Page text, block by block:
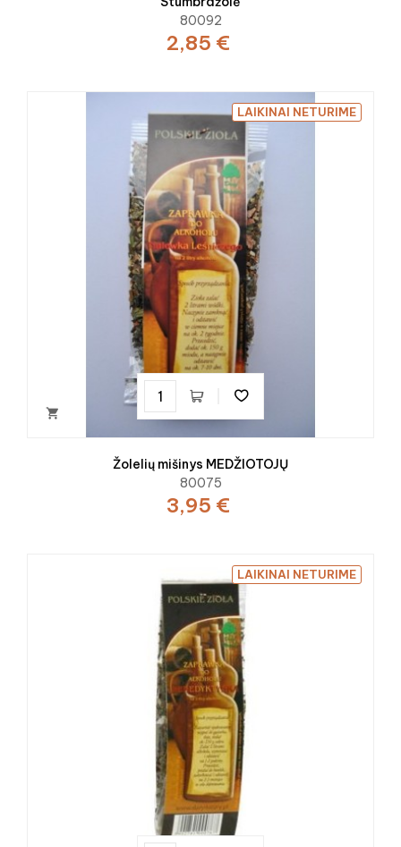
80092
2,85 €

LAIKINAI NETURIME
Žolelių mišinys MEDŽIOTOJŲ
80075
3,95 €
LAIKINAI NETURIME